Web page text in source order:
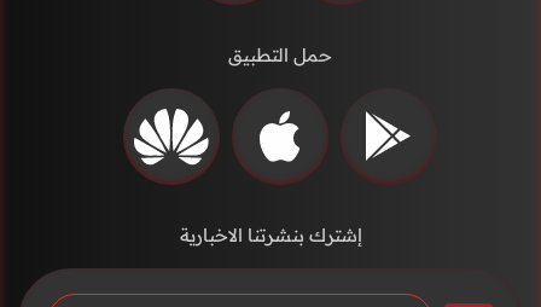
حمل التطبيق
إشترك بنشرتنا الاخبارية